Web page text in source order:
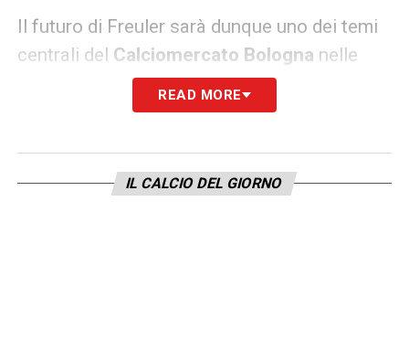
Il futuro di Freuler sarà dunque uno dei temi
centrali del Calciomercato Bologna nelle
prossime settimane. Trattenere un
centrocampista del suo calibro sarebbe un
rossoblù, che puntano a consolidarsi tra le
prime della classe in Serie A. Tuttavia, con le
READ MORE
IL CALCIO DEL GIORNO